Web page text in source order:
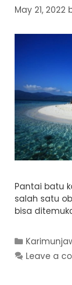
May 21, 2022
Pantai batu
salah satu
bisa
Categories
Leave a